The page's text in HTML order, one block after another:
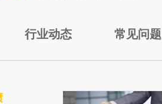
行业动态 常见问题